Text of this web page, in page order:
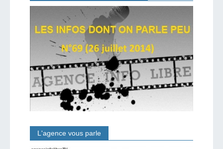
L'agence vous parle